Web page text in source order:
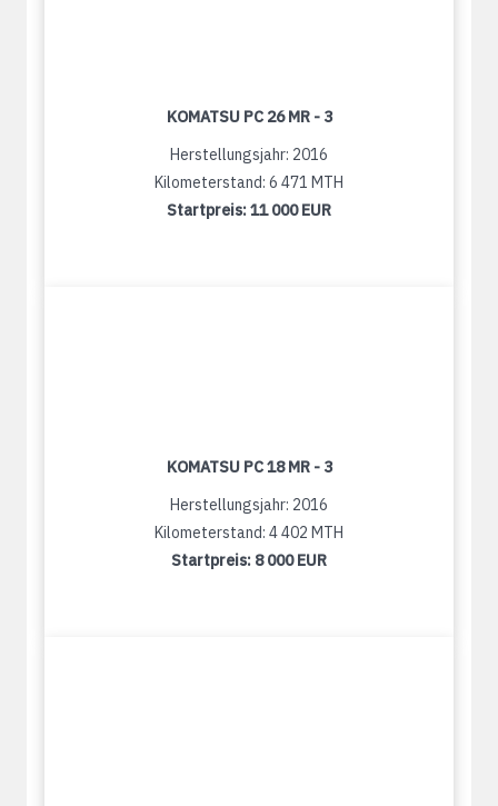
KOMATSU PC 26 MR - 3
Herstellungsjahr: 2016
Kilometerstand: 6 471 MTH
Startpreis:11 000 EUR
KOMATSU PC 18 MR - 3
Herstellungsjahr: 2016
Kilometerstand: 4 402 MTH
Startpreis: 8 000 EUR